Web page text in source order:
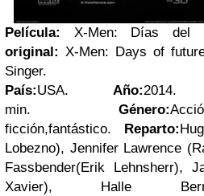
Película: X-Men: Días del
original: X-Men: Days of
Singer.
País:USA. Año:
min. Género:
ficción,fantástico. Reparto:
Lobezno), Jennifer Lawrence
Fassbender(Erik Lehnsherr),
Xavier), Halle